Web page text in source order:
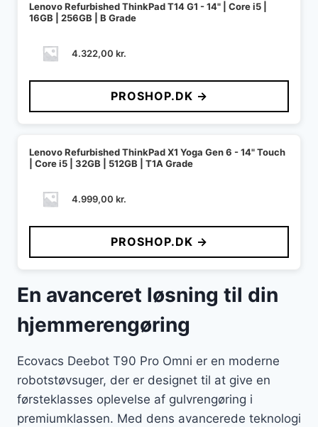
Lenovo Refurbished ThinkPad T14 G1 - 14" | Core i5 |
16GB | 256GB | B Grade
4.322,00 kr.
PROSHOP.DK →
Lenovo Refurbished ThinkPad X1 Yoga Gen 6 - 14" Touch
| Core i5 | 32GB | 512GB | T1A Grade
4.999,00 kr.
PROSHOP.DK →
En avanceret løsning til din
hjemmerengøring
Ecovacs Deebot T90 Pro Omni er en moderne
robotstøvsuger, der er designet til at give en
førsteklasses oplevelse af gulvrengøring i
premiumklassen. Med dens avancerede teknologi